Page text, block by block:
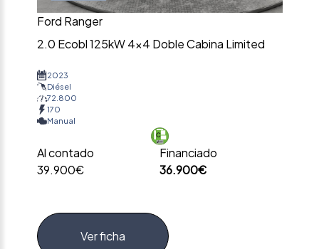
Ford Ranger
2.0 Ecobl 125kW 4×4 Doble Cabina Limited
2023
Diésel
72.800
170
Manual
Al contado
39.900€
Financiado
36.900€
Ver ficha